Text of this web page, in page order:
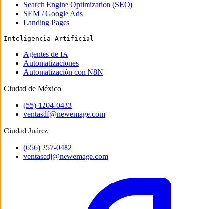
Search Engine Optimization (SEO)
SEM / Google Ads
Landing Pages
Inteligencia Artificial
Agentes de IA
Automatizaciones
Automatización con N8N
Ciudad de México
(55) 1204-0433
ventasdf@newemage.com
Ciudad Juárez
(656) 257-0482
ventascdj@newemage.com